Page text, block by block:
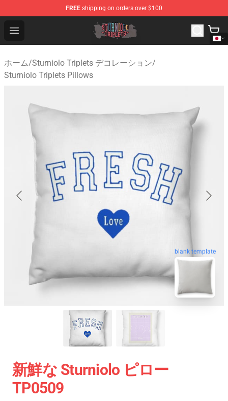
FREE shipping on orders over $100
Open menu
Sturniolo Triplets Shop - Official Sturniolo Triplets
ホーム/Sturniolo Triplets デコレーション/
Sturniolo Triplets Pillows
blank template
新鮮な Sturniolo ピロー
TP0509